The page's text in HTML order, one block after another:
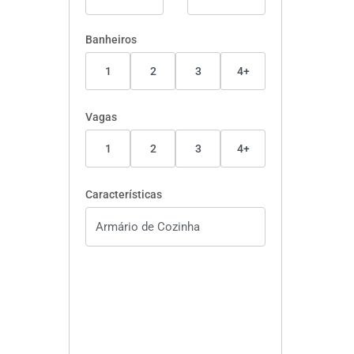
Banheiros
1 2 3 4+
Vagas
1 2 3 4+
Características